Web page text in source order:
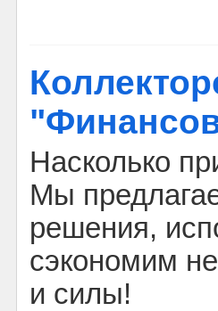
Насколько
Мы
решения,
сэкономим
и силы!